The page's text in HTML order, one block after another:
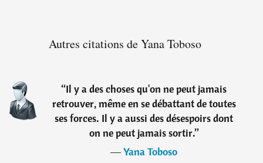
Autres citations de Yana Toboso
“Il y a des choses qu'on ne peut jamais
retrouver, même en se débattant de toutes
ses forces. Il y a aussi des désespoirs dont
on ne peut jamais sortir.”
―Yana Toboso